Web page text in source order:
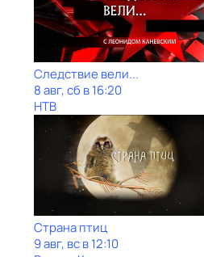
Следствие вели...
8 авг, сб в 16:20
НТВ
Страна птиц
9 авг, вс в 12:10